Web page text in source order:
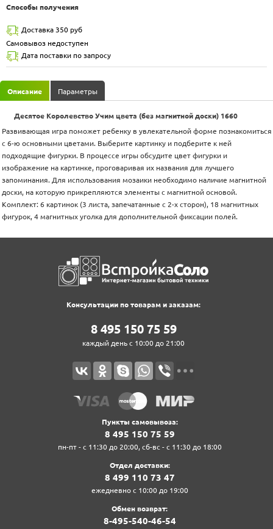
Способы получения
Доставка 350 руб
Самовывоз недоступен
Дата поставки по запросу
Описание Параметры
Десятое Королевство Учим цвета (без магнитной доски) 1660
Развивающая игра поможет ребенку в увлекательной форме познакомиться
с 6-ю основными цветами. Выберите картинку и подберите к ней
подходящие фигурки. В процессе игры обсудите цвет фигурки и
изображение на картинке, проговаривая их названия для лучшего
запоминания. Для использования мозаики необходимо наличие магнитной
доски, на которую прикрепляются элементы с магнитной основой.
Комплект: 6 картинок (3 листа, запечатанные с 2-х сторон), 18 магнитных
фигурок, 4 магнитных уголка для дополнительной фиксации полей.
Консультации по товарам и заказам:
8‍ 4‍9‍5‍ 1‍5‍0‍ 7‍5‍ 5‍9‍
каждый день с 10:00 до 21:00
Пункты самовывоза:
8‍ 4‍9‍5‍ 1‍5‍0‍ 7‍5‍ 5‍9‍
пн-пт - с 11:30 до 20:00, сб-вс - с 11:30 до 18:00
Отдел доставки:
8‍ 4‍9‍9‍ 1‍1‍0‍ 7‍3‍ 4‍7‍
ежедневно с 10:00 до 19:00
Обмен возврат:
8‍-4‍9‍5‍-5‍4‍0‍-4‍6‍-5‍4‍